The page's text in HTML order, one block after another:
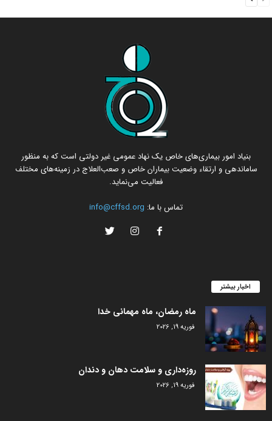
بنیاد امور بیماری‌های خاص یک نهاد عمومی غیر دولتی است که به منظور
ساماندهی و ارتقاء وضعیت بیماران خاص و صعب‌العلاج در زمینه‌های مختلف
فعالیت می‌نماید.
تماس با ما: info@cffsd.org
اخبار بیشتر
ماه رمضان، ماه مهمانی خدا
فوریه 19, 2026
روزه‌داری و سلامت دهان و دندان
فوریه 19, 2026